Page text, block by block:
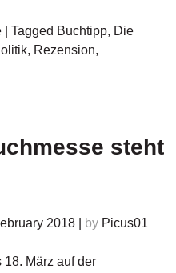
Tagged Buchtipp, Die
, Rezension,
steht
2018 by Picus01
18. März auf der